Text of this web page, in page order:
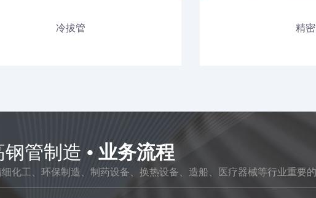
冷拔管 精
钢管制造 • 业务流程
化工、环保制造、制药设备、换热设备、造船、医疗器械等行业重要